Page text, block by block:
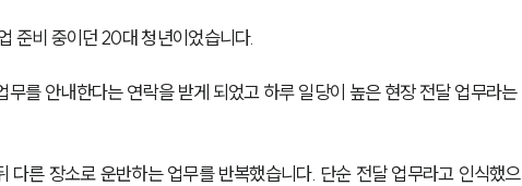
준비 중이던 20대 청년이었습니다.
를 안내한다는 연락을 받게 되었고 하루 일당이 높은 현장 전달 업무라는
다른 장소로 운반하는 업무를 반복했습니다. 단순 전달 업무라고 인식했으